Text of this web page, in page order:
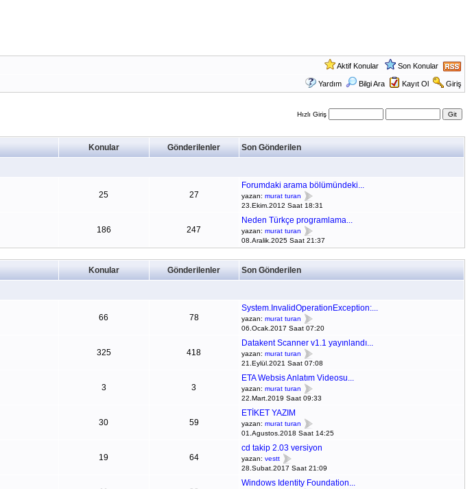
Aktif Konular Son Konular
Yardım Bilgi Ara Kayıt Ol Giriş
Hızlı Giriş
Konular Gönderilenler Son Gönderilen
25 27
Forumdaki arama bölümündeki...
yazan: murat turan
23.Ekim.2012 Saat 18:31
186 247
Neden Türkçe programlama...
yazan: murat turan
08.Aralik.2025 Saat 21:37
Konular Gönderilenler Son Gönderilen
66 78
System.InvalidOperationException:...
yazan: murat turan
06.Ocak.2017 Saat 07:20
325 418
Datakent Scanner v1.1 yayınlandı...
yazan: murat turan
21.Eylül.2021 Saat 07:08
3 3
ETA Websis Anlatım Videosu...
yazan: murat turan
22.Mart.2019 Saat 09:33
30 59
ETİKET YAZIM
yazan: murat turan
01.Agustos.2018 Saat 14:25
19 64
cd takip 2.03 versiyon
yazan: vestt
28.Subat.2017 Saat 21:09
Windows Identity Foundation...